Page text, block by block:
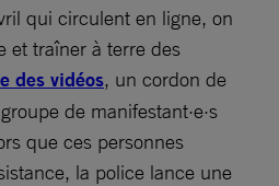
qui circulent en ligne, on
et traîner à terre des
des vidéos, un cordon de
de manifestant·e·s
que ces personnes
la police lance une